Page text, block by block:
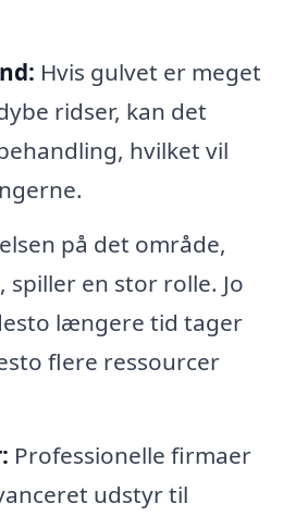
Hvis gulvet er meget
ridser, kan det
hvilket vil
på det område,
spiller en stor rolle. Jo
længere tid tager
flere ressourcer
Professionelle firmaer
udstyr til